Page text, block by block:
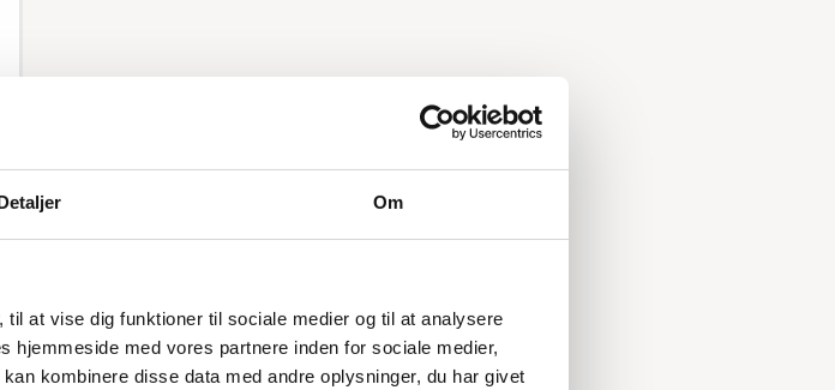
Om
at vise dig funktioner til sociale medier og til at analysere
med vores partnere inden for sociale medier,
kombinere disse data med andre oplysninger, du har givet